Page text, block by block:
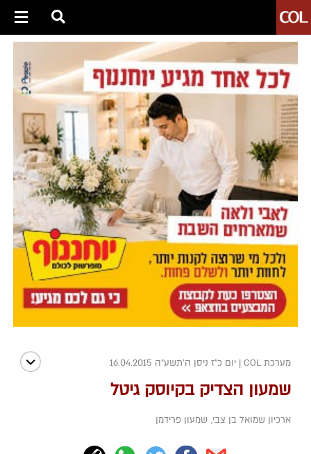
מערכת COL | יום כ"ז ניסן ה׳תשע״ה 16.04.2015
שמעון הצדיק בקיוסק גיטל
ארכיון שמואל בן צבי, שמעון פרידמן